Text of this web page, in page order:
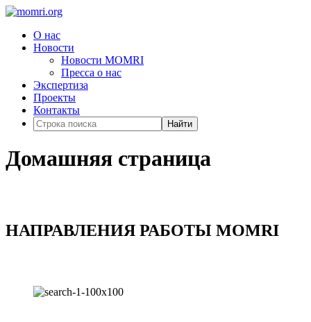
О нас
Новости
Новости MOMRI
Пресса о нас
Экспертиза
Проекты
Контакты
Найти
Домашняя страница
НАПРАВЛЕНИЯ РАБОТЫ MOMRI